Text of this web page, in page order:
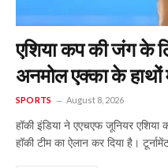
एशिया कप की जंग के
अनमोल एक्का के हाथों
SPORTS August 8, 2026
हॉकी इंडिया ने एएचएफ जूनियर
हॉकी टीम का ऐलान कर दिया है।